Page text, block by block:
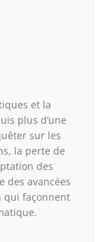
et la
plus d’une
sur les
la perte de
des
des avancées
qui façonnent